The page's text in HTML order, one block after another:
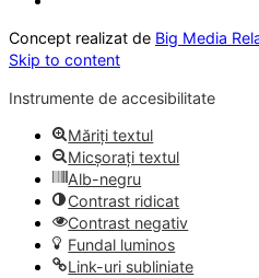
Concept realizat de Big Media
Skip to content
Instrumente de accesibilitate
Măriți textul
Micșorați textul
Alb-negru
Contrast ridicat
Contrast negativ
Fundal luminos
Link-uri subliniate